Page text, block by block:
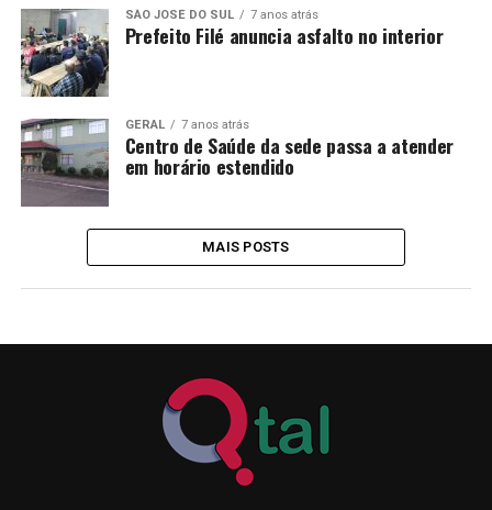
SÃO JOSÉ DO SUL 7 anos atrás
Prefeito Filé anuncia asfalto no interior
GERAL 7 anos atrás
Centro de Saúde da sede passa a atender
em horário estendido
MAIS POSTS